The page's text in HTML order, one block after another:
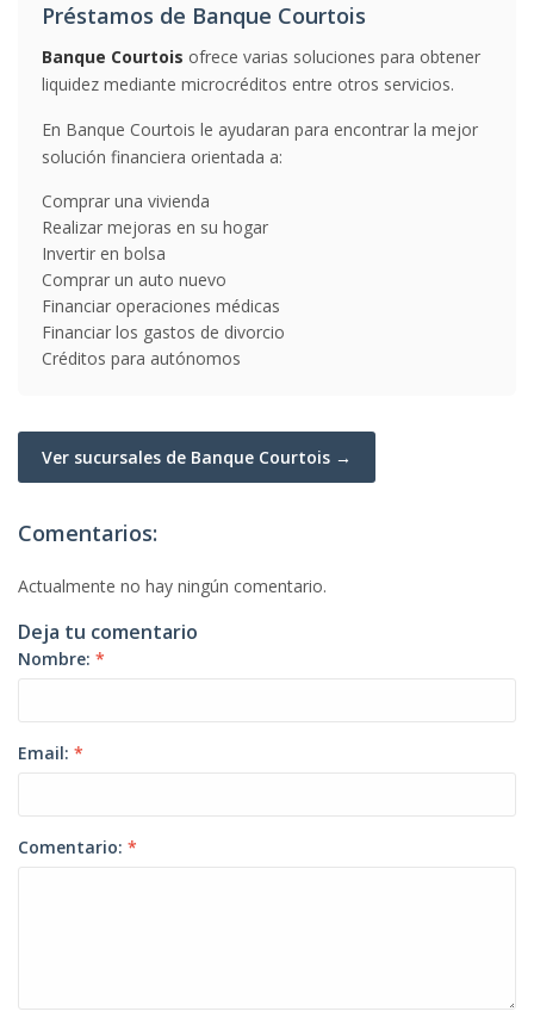
Préstamos de Banque Courtois
Banque Courtois ofrece varias soluciones para obtener
liquidez mediante microcréditos entre otros servicios.
En Banque Courtois le ayudaran para encontrar la mejor
solución financiera orientada a:
Comprar una vivienda
Realizar mejoras en su hogar
Invertir en bolsa
Comprar un auto nuevo
Financiar operaciones médicas
Financiar los gastos de divorcio
Créditos para autónomos
Ver sucursales de Banque Courtois →
Comentarios:
Actualmente no hay ningún comentario.
Deja tu comentario
Nombre: *
Email: *
Comentario: *